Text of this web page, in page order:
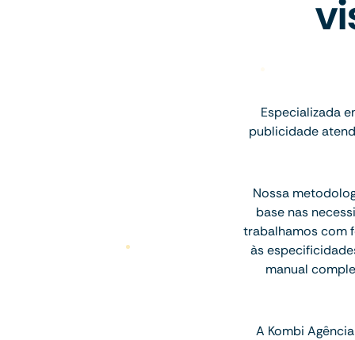
Especializada
publicidade
Nossa
base nas
trabalhamos com
às
manual
A Kombi